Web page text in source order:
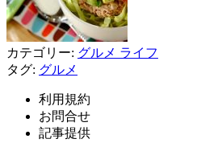
カテゴリー: グルメ ライフ
タグ: グルメ
利用規約
お問合せ
記事提供